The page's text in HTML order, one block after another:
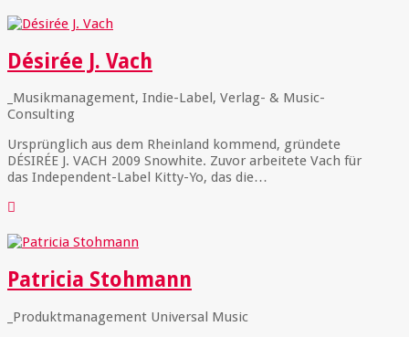
Désirée J. Vach
_Musikmanagement, Indie-Label, Verlag- & Music-
Consulting
Ursprünglich aus dem Rheinland kommend, gründete
DÉSIRÉE J. VACH 2009 Snowhite. Zuvor arbeitete Vach für
das Independent-Label Kitty-Yo, das die…
Patricia Stohmann
_Produktmanagement Universal Music